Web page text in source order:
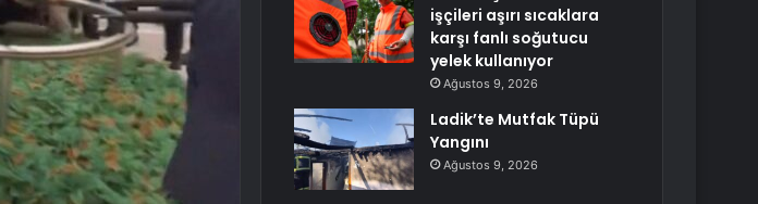
işçileri aşırı sıcaklara
karşı fanlı soğutucu
yelek kullanıyor
Ağustos 9, 2026
Ladik’te Mutfak Tüpü
Yangını
Ağustos 9, 2026